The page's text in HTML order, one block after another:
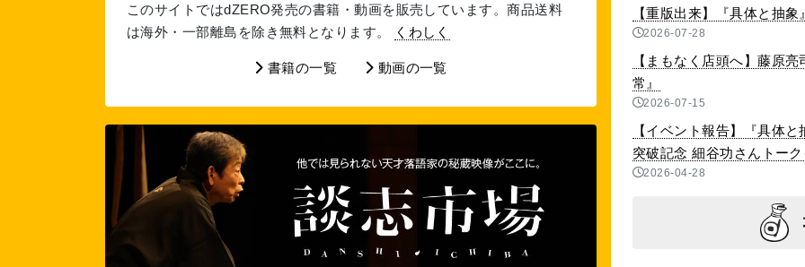
このサイトではdZERO発売の書籍・動画を販売しています。商品送料
は海外・一部離島を除き無料となります。
くわしく
書籍の一覧 動画の一覧
【重版出来】『具体と抽
2026-07-28
【まもなく店頭へ】藤原
常』
2026-07-15
【イベント報告】『具体
突破記念 細谷功さんトー
2026-04-28